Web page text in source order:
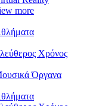
more
Χρόνος
Όργανα